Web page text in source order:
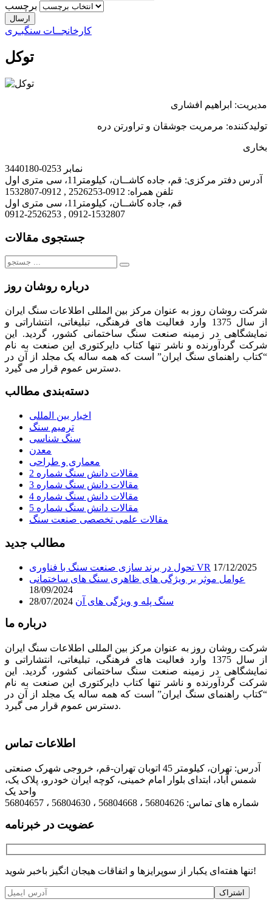
برچسب
کارخانجــات سنگبـری
توکل
مدیریت: ابراهیم افشاری
تولیدکننده: مرمریت جوشقان و تراورتن دره
بخاری
نمابر 0253-3440180
آدرس دفتر مرکزی: قم، جاده کاشــان، کیلومتر11، سی متری اول
تلفن همراه: 0912-2526253 , 0912-1532807
قم، جاده کاشــان، کیلومتر11، سی متری اول
0912-2526253 , 0912-1532807
جستجوی مقالات
جستجو
درباره روشان روز
شرکت روشان روز به عنوان مرکز بین المللی اطلاعات سنگ ایران
از سال 1375 وارد فعالیت های فرهنگی، تبلیغاتی، انتشاراتی و
نمایشگاهی در زمینه صنعت سنگ ساختمانی کشور، گردید. این
شرکت گردآورنده و ناشر تنها کتاب دایرکتوری این صنعت به نام
“کتاب راهنمای سنگ ایران” است که همه ساله یک مجلد از آن در
دسترس عموم قرار می گیرد.
دسته‌بندی مطالب
اخبار بین المللی
ترمیم سنگ
سنگ شناسی
معدن
معماری و طراحی
مقالات دانش سنگ شماره 2
مقالات دانش سنگ شماره 3
مقالات دانش سنگ شماره 4
مقالات دانش سنگ شماره 5
مقالات علمی تخصصی صنعت سنگ
مطالب جدید
تحول در برند سازی صنعت سنگ با فناوری VR 17/12/2025
عوامل موثر بر ویژگی های ظاهری سنگ های ساختمانی
18/09/2024
سنگ پله و ویژگی های آن 28/07/2024
درباره ما
شرکت روشان روز به عنوان مرکز بین المللی اطلاعات سنگ ایران
از سال 1375 وارد فعالیت های فرهنگی، تبلیغاتی، انتشاراتی و
نمایشگاهی در زمینه صنعت سنگ ساختمانی کشور، گردید. این
شرکت گردآورنده و ناشر تنها کتاب دایرکتوری این صنعت به نام
“کتاب راهنمای سنگ ایران” است که همه ساله یک مجلد از آن در
دسترس عموم قرار می گیرد.
اطلاعات تماس
آدرس: تهران، کیلومتر 45 اتوبان تهران-قم، خروجی شهرک صنعتی
شمس آباد، ابتدای بلوار امام خمینی، کوچه ایران خودرو، پلاک یک،
واحد یک
شماره های تماس: 56804626 ، 56804668 ، 56804630 ، 56804657
عضویت در خبرنامه
تنها هفته‌ای یکبار از سوپرایزها و اتفاقات هیجان انگیز باخبر شوید!
اشتراک